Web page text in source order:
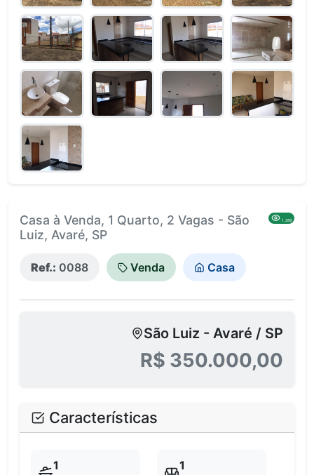
Casa à Venda, 1 Quarto, 2 Vagas - São
Luiz, Avaré, SP
1,289
Ref.: 0088 Venda Casa
São Luiz - Avaré / SP
R$ 350.000,00
Características
1 1